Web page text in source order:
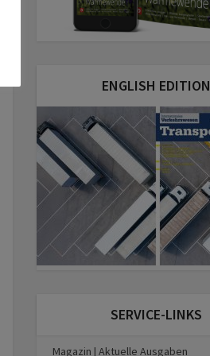
ENGLISH EDITION
SERVICE-LINKS
Magazin | Aktuelle Ausgaben